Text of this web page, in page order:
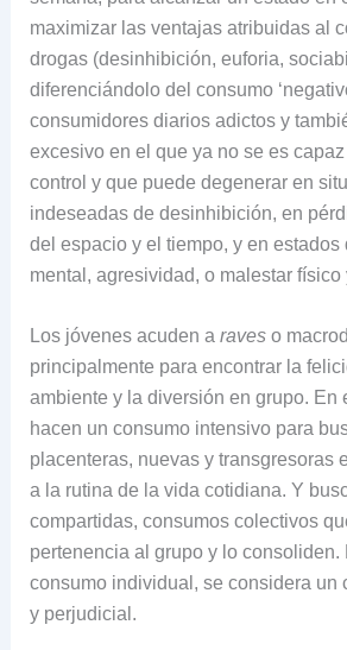
maximizar las ventajas atribuidas al
drogas (desinhibición, euforia,
diferenciándolo del consumo
consumidores diarios adictos y
excesivo en el que ya no se es capaz
control y que puede degenerar en
indeseadas de desinhibición, en
del espacio y el tiempo, y en estados
mental, agresividad, o malestar físico
Los jóvenes acuden a raveso
principalmente para encontrar la
ambiente y la diversión en grupo. En
hacen un consumo intensivo para
placenteras, nuevas y transgresoras
a la rutina de la vida cotidiana. Y
compartidas, consumos colectivos
pertenencia al grupo y lo consoliden.
consumo individual, se considera un
y perjudicial.